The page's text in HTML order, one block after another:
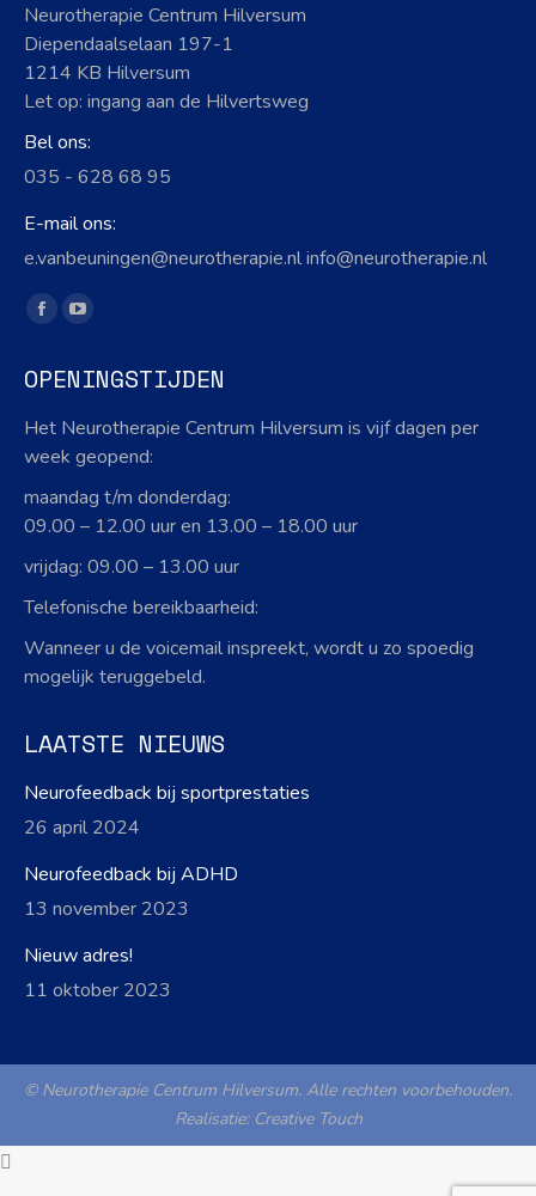
Neurotherapie Centrum Hilversum
Diependaalselaan 197-1
1214 KB Hilversum
Let op: ingang aan de Hilvertsweg
Bel ons:
035 - 628 68 95
E-mail ons:
e.vanbeuningen@neurotherapie.nl info@neurotherapie.nl
Vind ons op:
Facebook
opens
in
new
YouTube
opens
new
OPENINGSTIJDEN
Het Neurotherapie Centrum Hilversum is vijf dagen per
week geopend:
maandag t/m donderdag:
09.00 – 12.00 uur en 13.00 – 18.00 uur
vrijdag: 09.00 – 13.00 uur
Telefonische bereikbaarheid:
Wanneer u de voicemail inspreekt, wordt u zo spoedig
mogelijk teruggebeld.
LAATSTE NIEUWS
Neurofeedback bij sportprestaties
26 april 2024
Neurofeedback bij ADHD
13 november 2023
Nieuw adres!
11 oktober 2023
© Neurotherapie Centrum Hilversum. Alle rechten voorbehouden.
Realisatie: Creative Touch